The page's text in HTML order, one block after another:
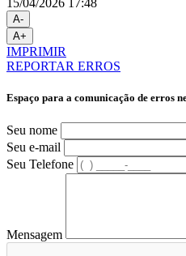
A-
A+
IMPRIMIR
REPORTAR ERROS
Espaço para a comunicação de erros
Seu nome
Seu e-mail
Seu Telefone
Mensagem